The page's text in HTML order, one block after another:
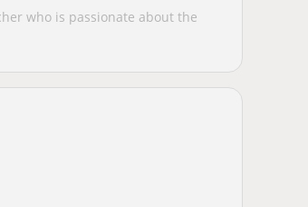
who is passionate about the